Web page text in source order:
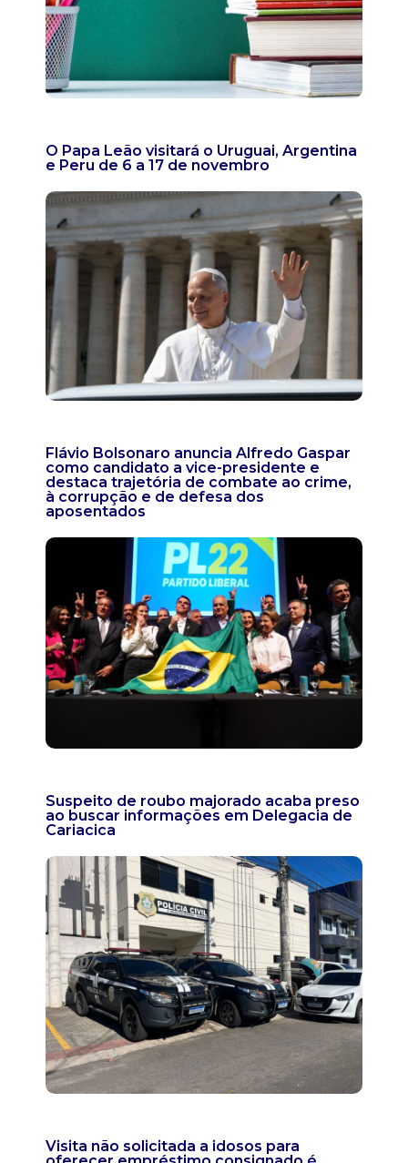
O Papa Leão visitará o Uruguai, Argentina
e Peru de 6 a 17 de novembro
Flávio Bolsonaro anuncia Alfredo Gaspar
como candidato a vice-presidente e
destaca trajetória de combate ao crime,
à corrupção e de defesa dos
aposentados
Suspeito de roubo majorado acaba preso
ao buscar informações em Delegacia de
Cariacica
Visita não solicitada a idosos para